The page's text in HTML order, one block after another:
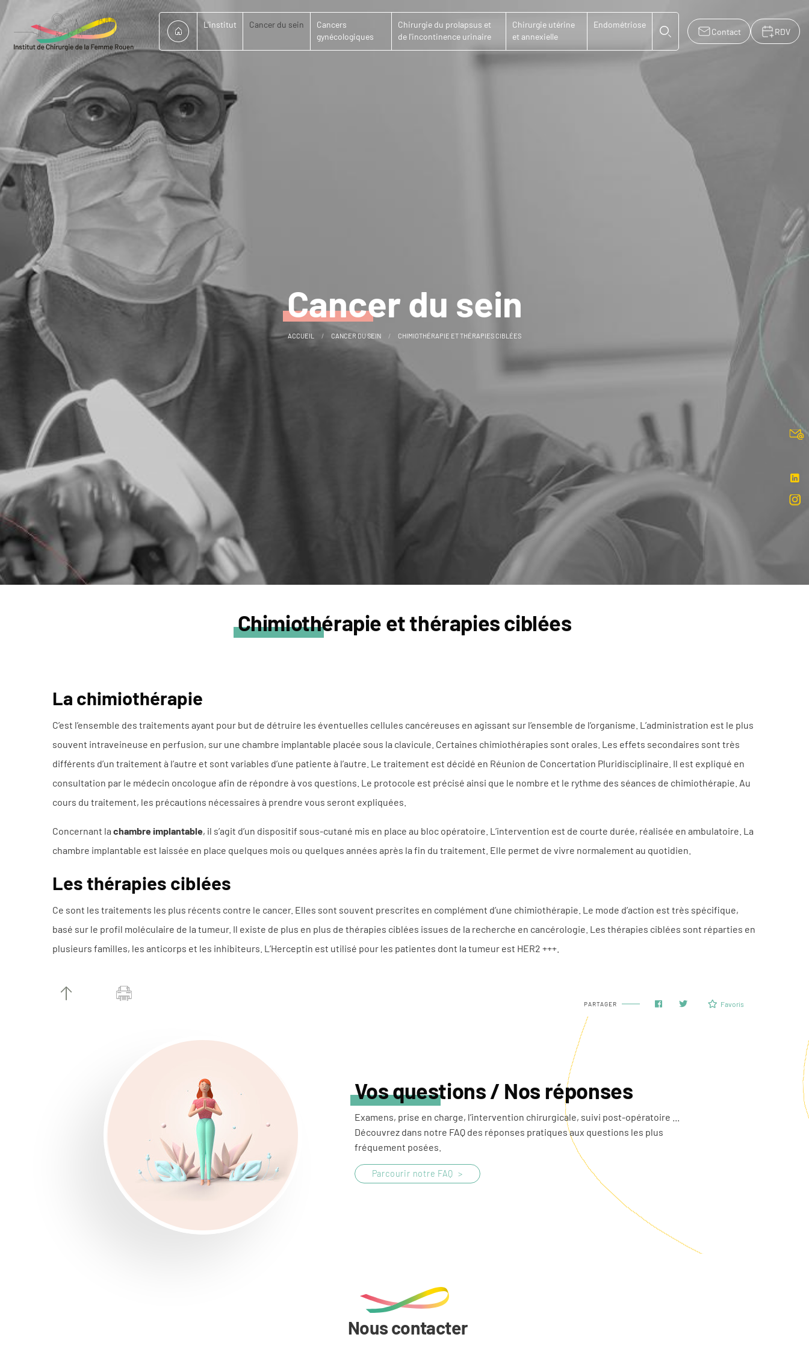
L'institut Cancer du sein
Cancers
gynécologiques
Chirurgie du prolapsus et
de l'incontinence urinaire
Chirurgie utérine
et annexielle
Endométriose
Contact RDV
Cancer du sein
ACCUEIL CANCER DU SEIN CHIMIOTHÉRAPIE ET THÉRAPIES CIBLÉES
Chimiothérapie et thérapies ciblées
La chimiothérapie
C’est l’ensemble des traitements ayant pour but de détruire les éventuelles cellules cancéreuses en agissant sur l’ensemble de l’organisme. L’administration est le plus
souvent intraveineuse en perfusion, sur une chambre implantable placée sous la clavicule. Certaines chimiothérapies sont orales. Les effets secondaires sont très
différents d’un traitement à l’autre et sont variables d’une patiente à l’autre. Le traitement est décidé en Réunion de Concertation Pluridisciplinaire. Il est expliqué en
consultation par le médecin oncologue afin de répondre à vos questions. Le protocole est précisé ainsi que le nombre et le rythme des séances de chimiothérapie. Au
cours du traitement, les précautions nécessaires à prendre vous seront expliquées.
Concernant la chambre implantable, il s’agit d’un dispositif sous-cutané mis en place au bloc opératoire. L’intervention est de courte durée, réalisée en ambulatoire. La
chambre implantable est laissée en place quelques mois ou quelques années après la fin du traitement. Elle permet de vivre normalement au quotidien.
Les thérapies ciblées
Ce sont les traitements les plus récents contre le cancer. Elles sont souvent prescrites en complément d’une chimiothérapie. Le mode d’action est très spécifique,
basé sur le profil moléculaire de la tumeur. Il existe de plus en plus de thérapies ciblées issues de la recherche en cancérologie. Les thérapies ciblées sont réparties en
plusieurs familles, les anticorps et les inhibiteurs. L’Herceptin est utilisé pour les patientes dont la tumeur est HER2 +++.
PARTAGER Favoris
Vos questions / Nos réponses
Examens, prise en charge, l’intervention chirurgicale, suivi post-opératoire ...
Découvrez dans notre FAQ des réponses pratiques aux questions les plus
fréquement posées.
Parcourir notre FAQ
Nous contacter